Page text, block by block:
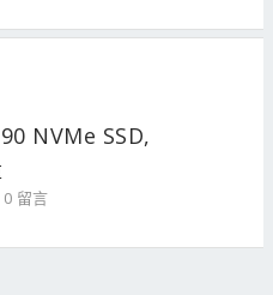
NVMe SSD,
0 留言